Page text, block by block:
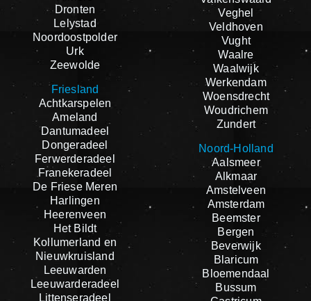
Dronten
Lelystad
Noordoostpolder
Urk
Zeewolde
Friesland
Achtkarspelen
Ameland
Dantumadeel
Dongeradeel
Ferwerderadeel
Franekeradeel
De Friese Meren
Harlingen
Heerenveen
Het Bildt
Kollumerland en
Nieuwkruisland
Leeuwarden
Leeuwarderadeel
Littenseradeel
Veghel
Veldhoven
Vught
Waalre
Waalwijk
Werkendam
Woensdrecht
Woudrichem
Zundert
Noord-Holland
Aalsmeer
Alkmaar
Amstelveen
Amsterdam
Beemster
Bergen
Beverwijk
Blaricum
Bloemendaal
Bussum